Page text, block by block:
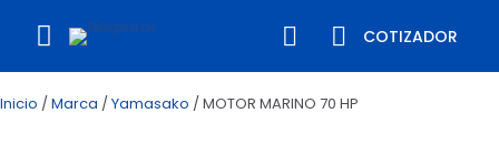
COTIZADOR
Inicio /Marca /Yamasako / MOTOR MARINO 70 HP